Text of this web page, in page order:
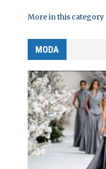
More in this category
MODA